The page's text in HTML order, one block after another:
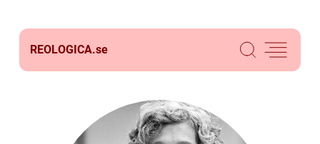
REOLOGICA.se